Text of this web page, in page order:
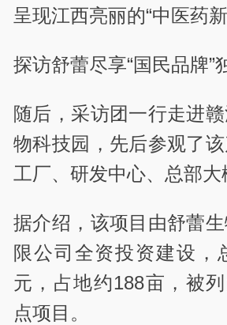
呈现江西亮丽的“中医药新
探访舒蕾尽享“国民品牌”
随后，采访团一行走进
物科技园，先后参观了
工厂、研发中心、总部大
据介绍，该项目由舒蕾
限公司全资投资建设，
元，占地约188亩，被列
点项目。